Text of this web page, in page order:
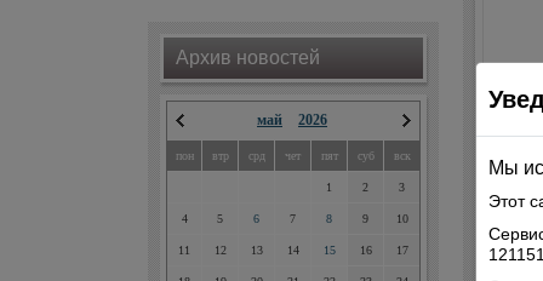
Архив новостей
май 2026
пон втр срд чет пят суб вск
1 2 3
4 5 6 7 8 9 10
11 12 13 14 15 16 17
Мы
Этот